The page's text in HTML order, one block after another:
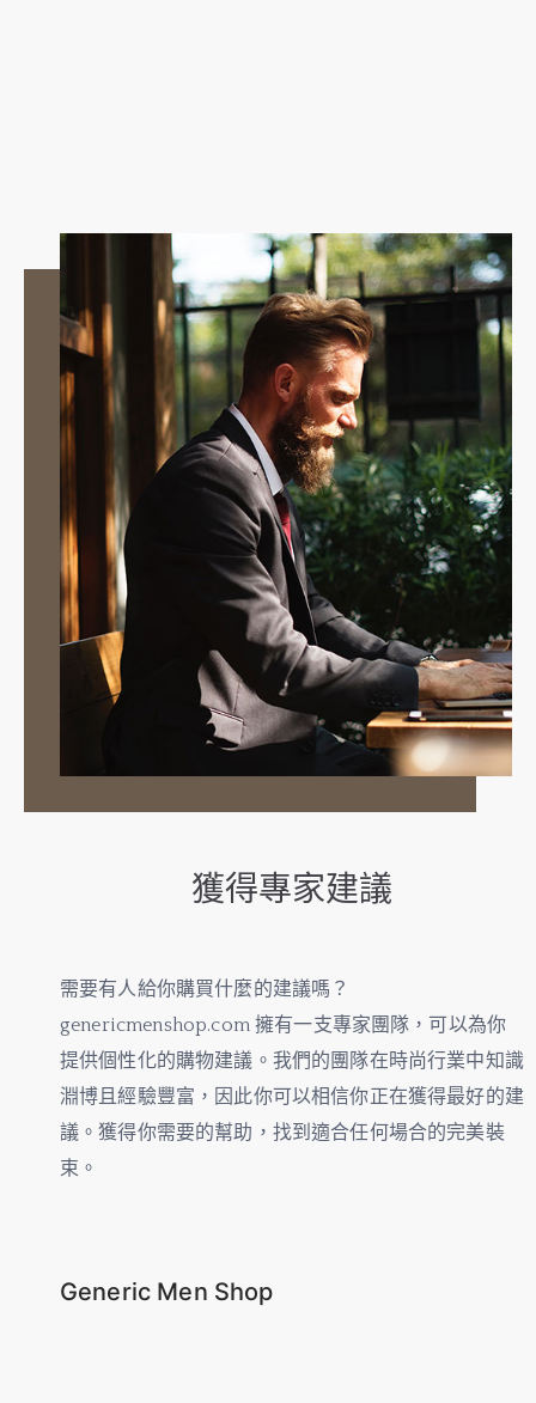
獲得專家建議
需要有人給你購買什麼的建議嗎？
genericmenshop.com 擁有一支專家團隊，可以為你
提供個性化的購物建議。我們的團隊在時尚行業中知識
淵博且經驗豐富，因此你可以相信你正在獲得最好的建
議。獲得你需要的幫助，找到適合任何場合的完美裝
束。
Generic Men Shop